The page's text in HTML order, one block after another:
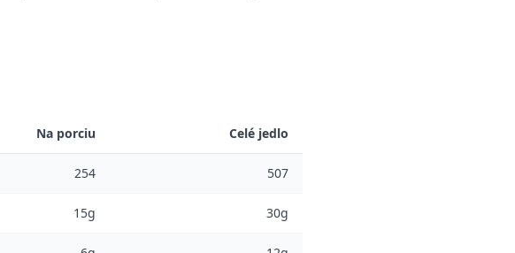
Na porciu Celé jedlo
254 507
15g 30g